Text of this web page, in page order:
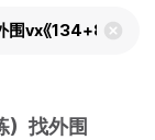
검
）找外围